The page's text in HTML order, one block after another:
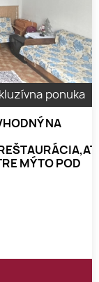
ponuka
NA
MÝTO POD